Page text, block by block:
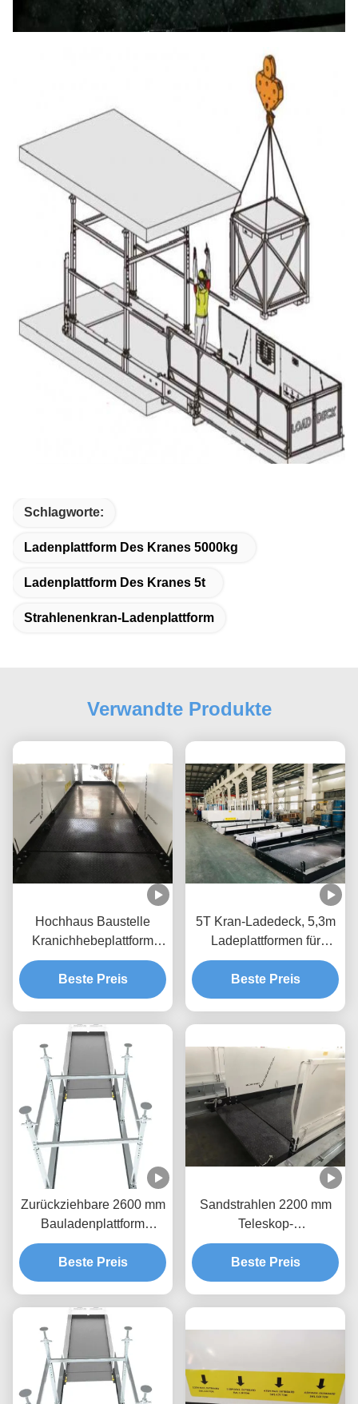
Schlagworte:
Ladenplattform Des Kranes 5000kg
Ladenplattform Des Kranes 5t
Strahlenenkran-Ladenplattform
Verwandte Produkte
Hochhaus Baustelle
Kranichhebeplattform
Rückziehbar 2600mm
Breite MLP2600
Beste Preis
5T Kran-Ladedeck, 5,3m
Ladeplattformen für
Gebäude MLP3200-H
Beste Preis
Zurückziehbare 2600 mm
Bauladenplattform
Korrosionsschutz
Beste Preis
Sandstrahlen 2200 mm
Teleskop-
Ladungsplattform für
Gebäude
Beste Preis